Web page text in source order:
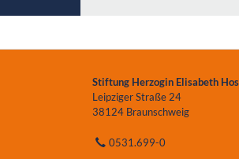
Stiftung Herzogin Elisabeth
Leipziger Straße 24
38124 Braunschweig
0531.699-0